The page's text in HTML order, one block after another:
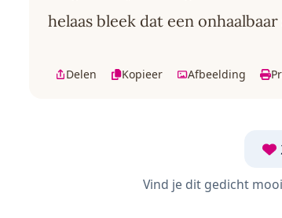
helaas bleek dat een
Delen Kopieer Afbeelding
Vind je dit gedicht